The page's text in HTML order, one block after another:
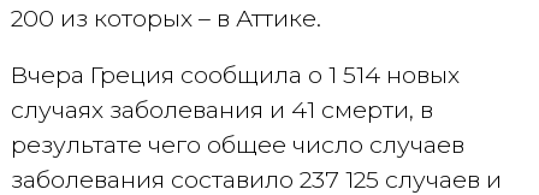
200 из которых – в Аттике.
Вчера Греция сообщила о 1 514 новых
случаях заболевания и 41 смерти, в
результате чего общее число случаев
заболевания составило 237 125 случаев и